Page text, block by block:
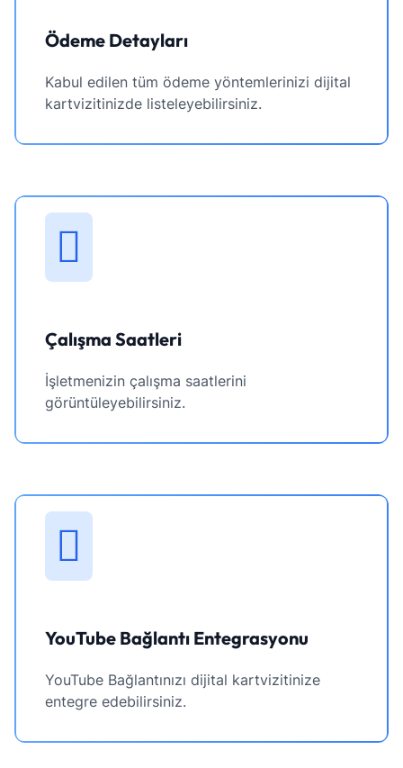
Ödeme Detayları
Kabul edilen tüm ödeme yöntemlerinizi dijital
kartvizitinizde listeleyebilirsiniz.
Çalışma Saatleri
İşletmenizin çalışma saatlerini
görüntüleyebilirsiniz.
YouTube Bağlantı Entegrasyonu
YouTube Bağlantınızı dijital kartvizitinize
entegre edebilirsiniz.